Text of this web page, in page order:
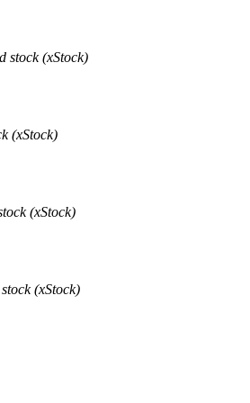
leenservice
stock (xStock)
(xStock)
(xStock)
(xStock)